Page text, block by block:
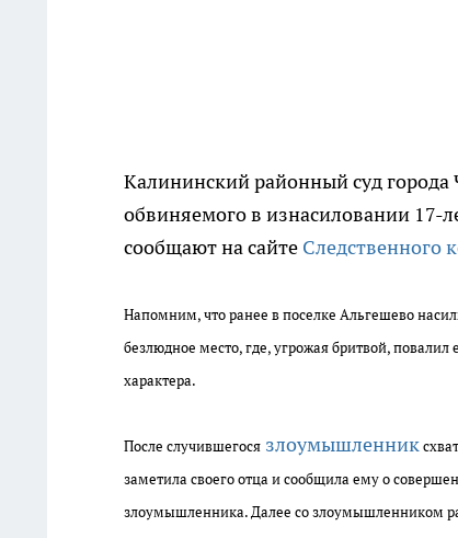
Калининский районный суд
обвиняемого в изнасиловании 17-
сообщают на сайте Следственного
Напомним, что ранее в поселке Альгешево
безлюдное место, где, угрожая бритвой,
характера.
После случившегося злоумышленник
заметила своего отца и сообщила ему о
злоумышленника. Далее со злоумышленником